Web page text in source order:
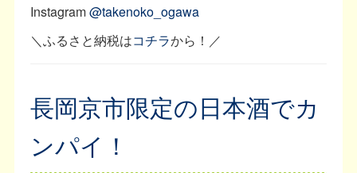
Instagram@takenoko_ogawa
＼ふるさと納税はコチラから！／
長岡京市限定の日本酒でカ
ンパイ！